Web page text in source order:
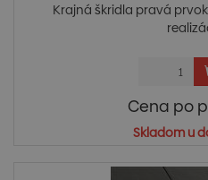
Krajná škridla pravá
Cena po
Skladom u